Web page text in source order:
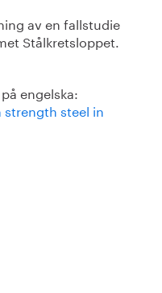
av en fallstudie
Stålkretsloppet.
engelska:
steel in